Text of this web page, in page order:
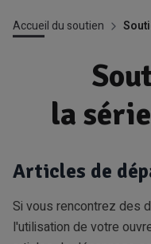
Accueil du soutien
la
Articles de
Si vous rencontrez des
l'utilisation de votre